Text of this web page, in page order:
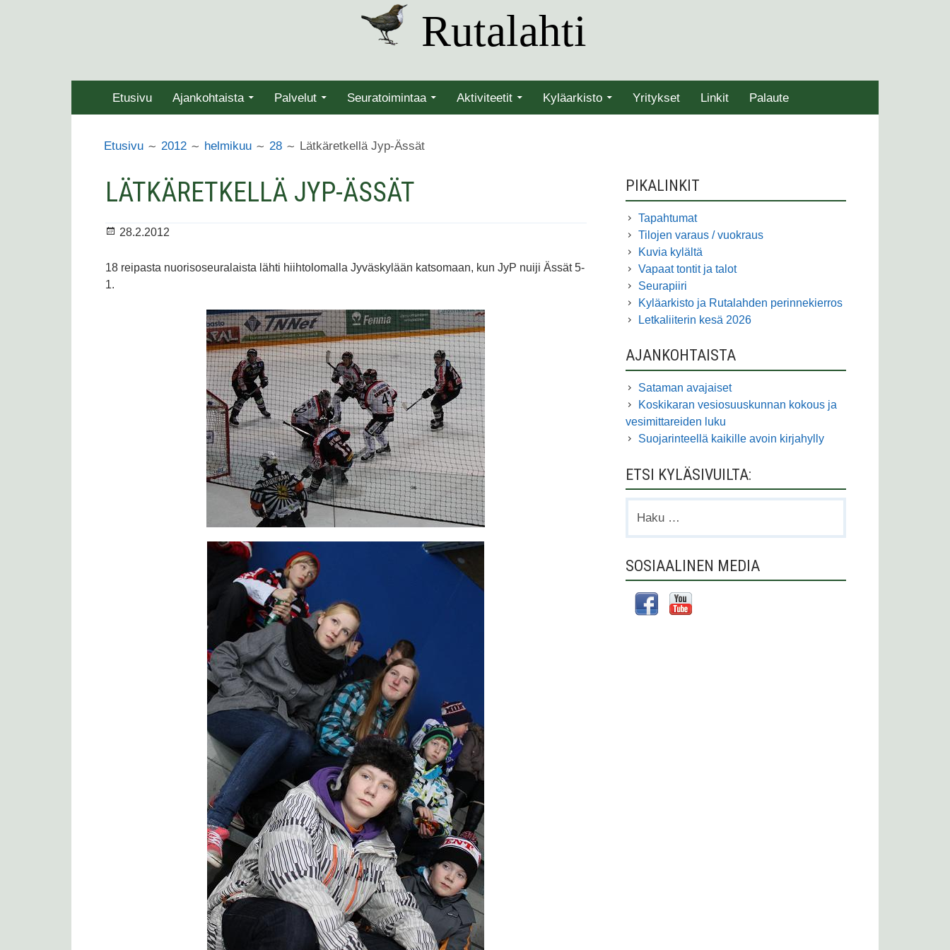
Rutalahti
ENSISIJAINEN
VALIKKO
Etusivu Ajankohtaista Palvelut Seuratoimintaa Aktiviteetit Kyläarkisto Yritykset Linkit Palaute
Etusivu 2012 helmikuu 28 Lätkäretkellä Jyp-Ässät
LÄTKÄRETKELLÄ JYP-ÄSSÄT
Julkaistu
28.2.2012
18 reipasta nuorisoseuralaista lähti hiihtolomalla Jyväskylään katsomaan, kun JyP nuiji Ässät 5-
1.
SIVUPALKKI
PIKALINKIT
Tapahtumat
Tilojen varaus / vuokraus
Kuvia kylältä
Vapaat tontit ja talot
Seurapiiri
Kyläarkisto ja Rutalahden perinnekierros
Letkaliiterin kesä 2026
AJANKOHTAISTA
Sataman avajaiset
Koskikaran vesiosuuskunnan kokous ja
vesimittareiden luku
Suojarinteellä kaikille avoin kirjahylly
ETSI KYLÄSIVUILTA:
SOSIAALINEN MEDIA